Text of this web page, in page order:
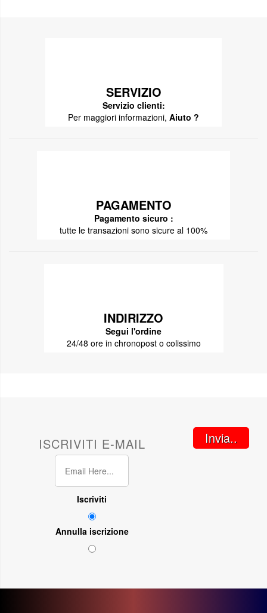
SERVIZIO
Servizio clienti:
Per maggiori informazioni, Aiuto ?
PAGAMENTO
Pagamento sicuro :
tutte le transazioni sono sicure al 100%
INDIRIZZO
Segui l'ordine
24/48 ore in chronopost o colissimo
ISCRIVITI E-MAIL
Iscriviti
Annulla iscrizione
Invia..